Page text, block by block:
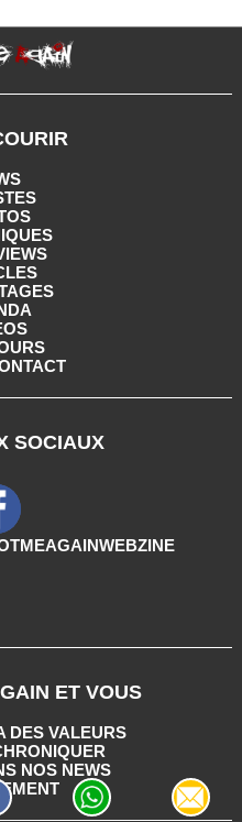
SOCIAUX
ET VOUS
DES VALEURS
NOS NEWS